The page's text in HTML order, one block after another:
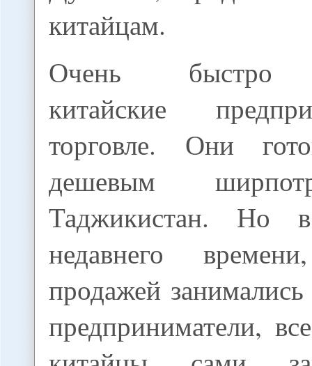
китайцам.
Очень быстро
китайские
торговле. Они
дешевым
Таджикистан. Но
недавнего
продажей занимались
предприниматели,